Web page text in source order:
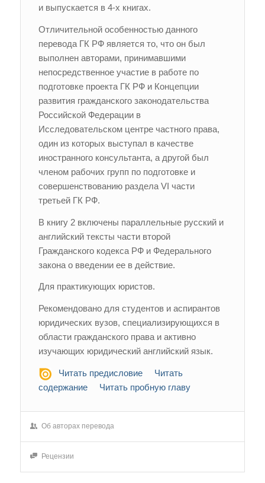
и выпускается в 4-х книгах.
Отличительной особенностью данного
перевода ГК РФ является то, что он был
выполнен авторами, принимавшими
непосредственное участие в работе по
подготовке проекта ГК РФ и Концепции
развития гражданского законодательства
Российской Федерации в
Исследовательском центре частного права,
один из которых выступал в качестве
иностранного консультанта, а другой был
членом рабочих групп по подготовке и
совершенствованию раздела VI части
третьей ГК РФ.
В книгу 2 включены параллельные русский и
английский тексты части второй
Гражданского кодекса РФ и Федерального
закона о введении ее в действие.
Для практикующих юристов.
Рекомендовано для студентов и аспирантов
юридических вузов, специализирующихся в
области гражданского права и активно
изучающих юридический английский язык.
Читать предисловие
Читать
содержание
Читать пробную главу
Об авторах перевода
Рецензии